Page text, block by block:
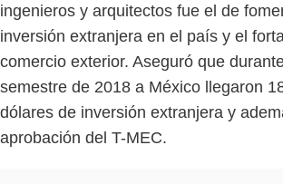
ingenieros y arquitectos fue el de
inversión extranjera en el país y el
comercio exterior. Aseguró que
semestre de 2018 a México llegaron
dólares de inversión extranjera y
aprobación del T-MEC.